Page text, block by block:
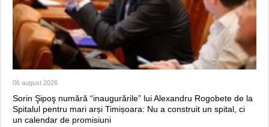
06 august 2026
Sorin Şipoş numără “inaugurările” lui Alexandru Rogobete de la
Spitalul pentru mari arși Timișoara: Nu a construit un spital, ci
un calendar de promisiuni